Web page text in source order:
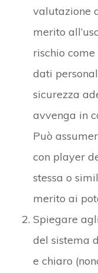
valutazione
merito
rischio
dati
sicurezza
avvenga in
Può
con player
stessa o
merito ai
Spiegare
del sistema
e chiaro